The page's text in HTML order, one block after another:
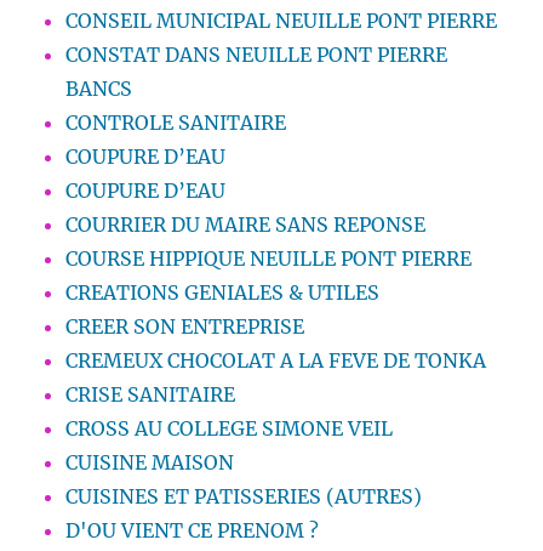
CONSEIL MUNICIPAL NEUILLE PONT PIERRE
CONSTAT DANS NEUILLE PONT PIERRE
BANCS
CONTROLE SANITAIRE
COUPURE D’EAU
COUPURE D’EAU
COURRIER DU MAIRE SANS REPONSE
COURSE HIPPIQUE NEUILLE PONT PIERRE
CREATIONS GENIALES & UTILES
CREER SON ENTREPRISE
CREMEUX CHOCOLAT A LA FEVE DE TONKA
CRISE SANITAIRE
CROSS AU COLLEGE SIMONE VEIL
CUISINE MAISON
CUISINES ET PATISSERIES (AUTRES)
D'OU VIENT CE PRENOM ?